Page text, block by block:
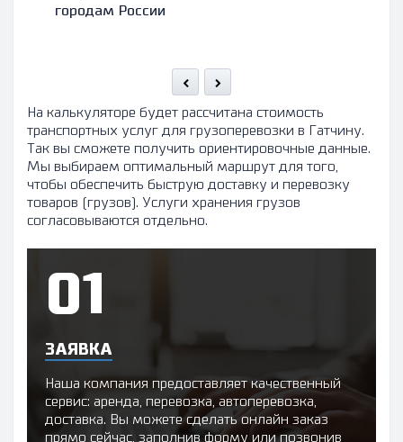
городам России
На калькуляторе будет рассчитана стоимость
транспортных услуг для грузоперевозки в Гатчину.
Так вы сможете получить ориентировочные данные.
Мы выбираем оптимальный маршрут для того,
чтобы обеспечить быструю доставку и перевозку
товаров (грузов). Услуги хранения грузов
согласовываются отдельно.
ЗАЯВКА
Наша компания предоставляет качественный
сервис: аренда, перевозка, автоперевозка,
доставка. Вы можете сделать онлайн заказ
прямо сейчас, заполнив форму или позвонив